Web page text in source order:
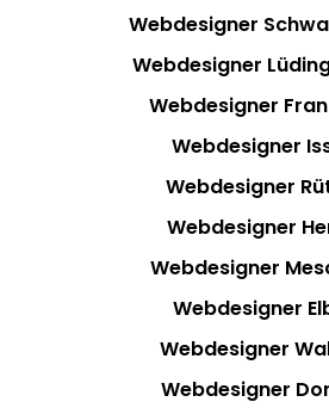
Webdesigner
Webdesigner
Webdesigner
Webdesigner
Webdesigner
Webdesigner
Webdesigner
Webdesigner
Webdesigner
Webdesigner